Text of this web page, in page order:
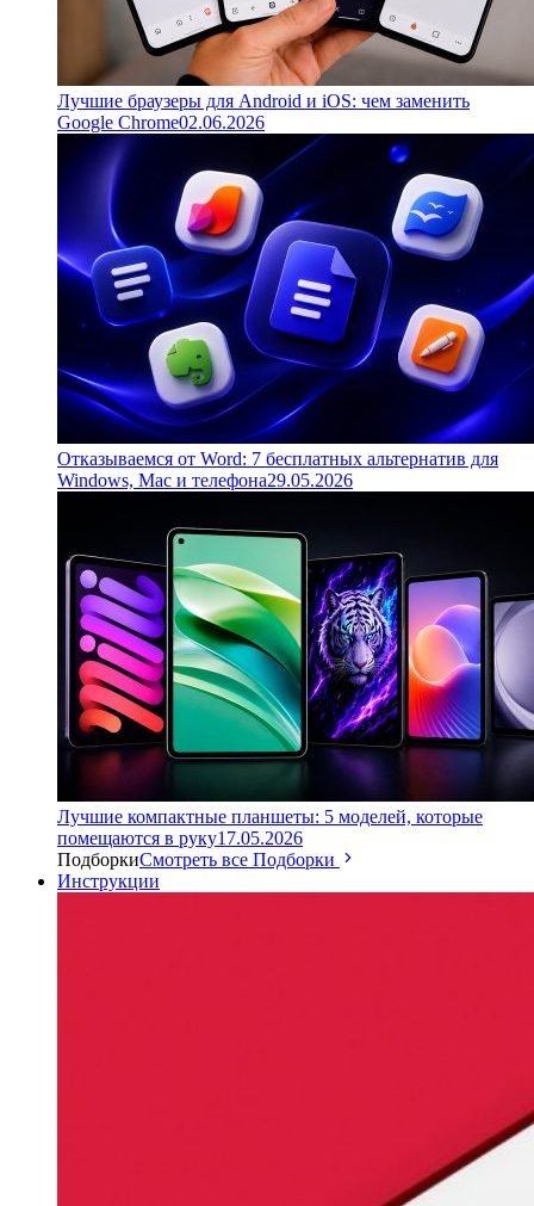
Лучшие браузеры для Android и iOS: чем заменить
Google Chrome02.06.2026
Отказываемся от Word: 7 бесплатных альтернатив для
Windows, Mac и телефона29.05.2026
Лучшие компактные планшеты: 5 моделей, которые
помещаются в руку17.05.2026
ПодборкиСмотреть все Подборки
Инструкции